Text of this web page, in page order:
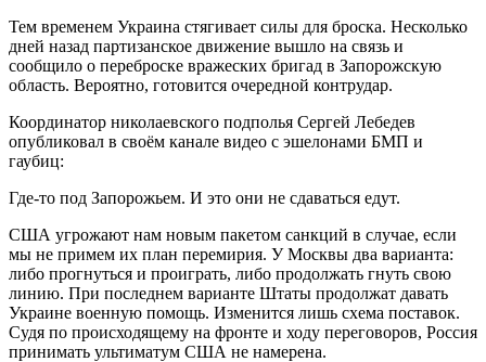
Тем временем Украина стягивает силы для броска. Несколько
дней назад партизанское движение вышло на связь и
сообщило о переброске вражеских бригад в Запорожскую
область. Вероятно, готовится очередной контрудар.
Координатор николаевского подполья Сергей Лебедев
опубликовал в своём канале видео с эшелонами БМП и
гаубиц:
Где-то под Запорожьем. И это они не сдаваться едут.
США угрожают нам новым пакетом санкций в случае, если
мы не примем их план перемирия. У Москвы два варианта:
либо прогнуться и проиграть, либо продолжать гнуть свою
линию. При последнем варианте Штаты продолжат давать
Украине военную помощь. Изменится лишь схема поставок.
Судя по происходящему на фронте и ходу переговоров, Россия
принимать ультиматум США не намерена.